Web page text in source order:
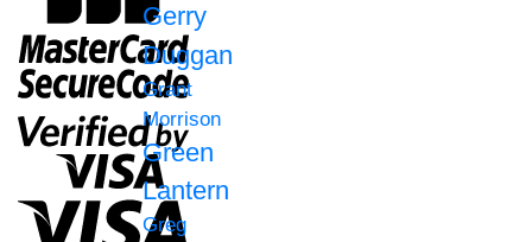
Gerry
Duggan
Grant
Morrison
Green
Lantern
Greg